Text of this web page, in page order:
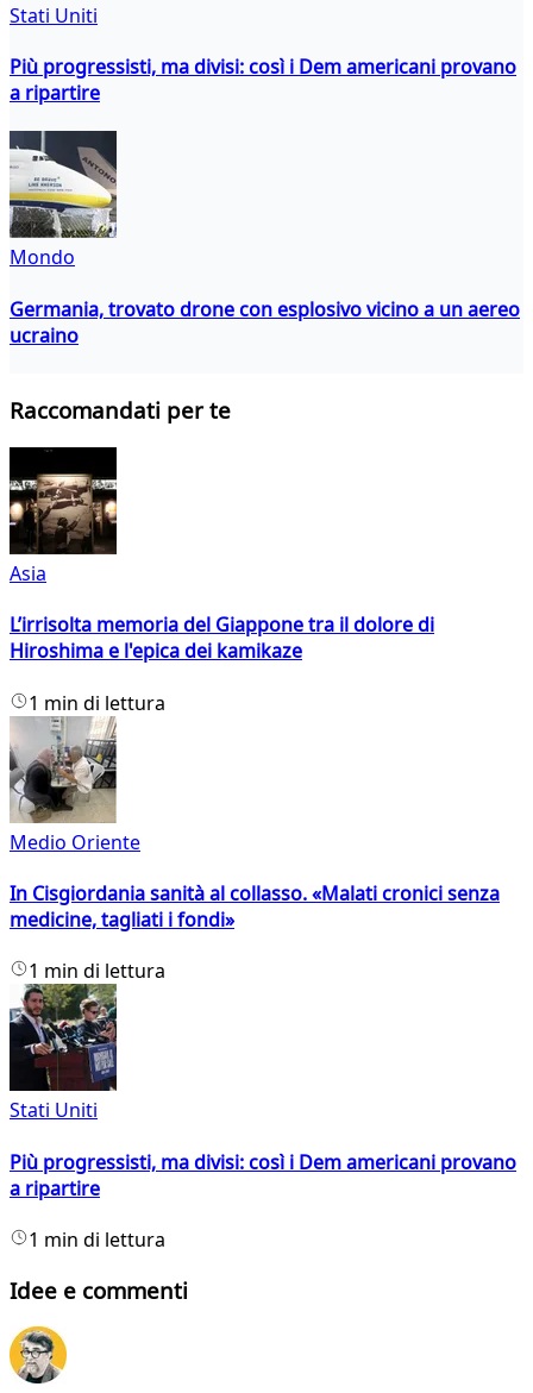
Stati Uniti
Più progressisti, ma divisi: così i Dem americani provano
a ripartire
Mondo
Germania, trovato drone con esplosivo vicino a un aereo
ucraino
Raccomandati per te
Asia
L’irrisolta memoria del Giappone tra il dolore di
Hiroshima e l'epica dei kamikaze
1 min di lettura
Medio Oriente
In Cisgiordania sanità al collasso. «Malati cronici senza
medicine, tagliati i fondi»
1 min di lettura
Stati Uniti
Più progressisti, ma divisi: così i Dem americani provano
a ripartire
1 min di lettura
Idee e commenti